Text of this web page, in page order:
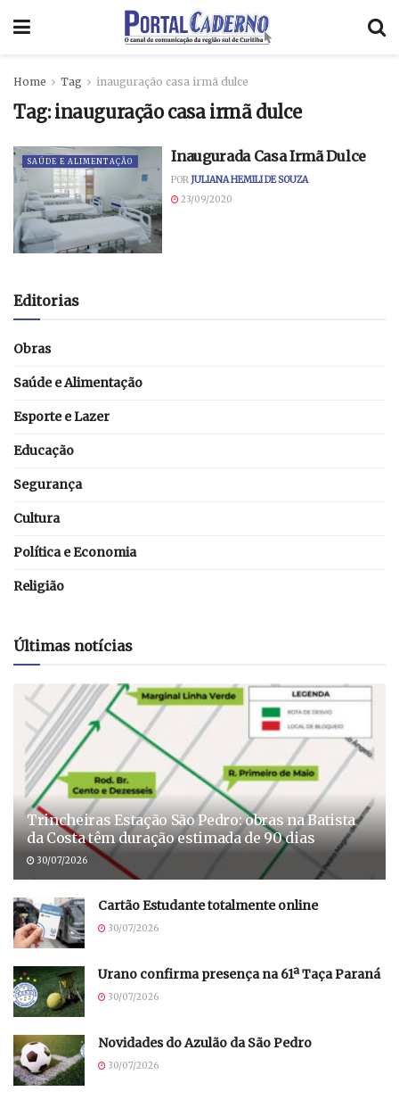
Home Tag inauguração casa irmã dulce
Tag: inauguração casa irmã dulce
SAÚDE E ALIMENTAÇÃO Inaugurada Casa Irmã Dulce
POR JULIANA HEMILI DE SOUZA
23/09/2020
Editorias
Obras
Saúde e Alimentação
Esporte e Lazer
Educação
Segurança
Cultura
Política e Economia
Religião
Últimas notícias
Trincheiras Estação São Pedro: obras na Batista
da Costa têm duração estimada de 90 dias
30/07/2026
Cartão Estudante totalmente online
30/07/2026
Urano confirma presença na 61ª Taça Paraná
30/07/2026
Novidades do Azulão da São Pedro
30/07/2026